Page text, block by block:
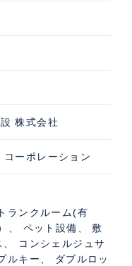
株式会社
ーポレーション
ランクルーム(有
、 ペット設備、 敷
コンシェルジュサ
ルキー、 ダブルロッ